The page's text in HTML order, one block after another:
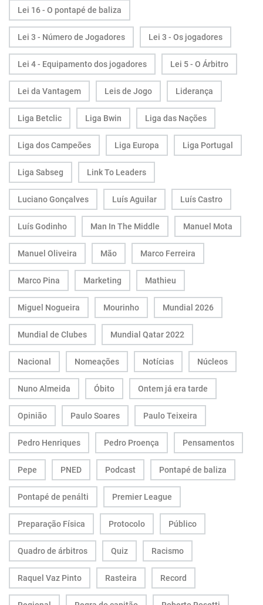
Lei 16 - O pontapé de baliza
Lei 3 - Número de Jogadores Lei 3 - Os jogadores
Lei 4 - Equipamento dos jogadores Lei 5 - O Árbitro
Lei da Vantagem Leis de Jogo Liderança
Liga Betclic Liga Bwin Liga das Nações
Liga dos Campeões Liga Europa Liga Portugal
Liga Sabseg Link To Leaders
Luciano Gonçalves Luís Aguilar Luís Castro
Luís Godinho Man In The Middle Manuel Mota
Manuel Oliveira Mão Marco Ferreira
Marco Pina Marketing Mathieu
Miguel Nogueira Mourinho Mundial 2026
Mundial de Clubes Mundial Qatar 2022
Nacional Nomeações Notícias Núcleos
Nuno Almeida Óbito Ontem já era tarde
Opinião Paulo Soares Paulo Teixeira
Pedro Henriques Pedro Proença Pensamentos
Pepe PNED Podcast Pontapé de baliza
Pontapé de penálti Premier League
Preparação Física Protocolo Público
Quadro de árbitros Quiz Racismo
Raquel Vaz Pinto Rasteira Record